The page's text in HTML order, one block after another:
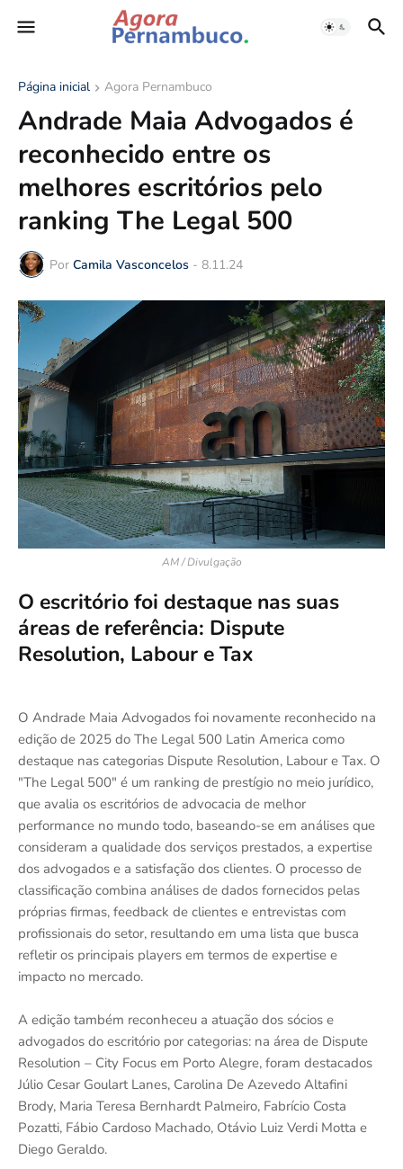
Página inicial Agora Pernambuco
Andrade Maia Advogados é
reconhecido entre os
melhores escritórios pelo
ranking The Legal 500
Por Camila Vasconcelos - 8.11.24
AM / Divulgação
O escritório foi destaque nas suas
áreas de referência: Dispute
Resolution, Labour e Tax
O Andrade Maia Advogados foi novamente reconhecido na
edição de 2025 do The Legal 500 Latin America como
destaque nas categorias Dispute Resolution, Labour e Tax. O
"The Legal 500" é um ranking de prestígio no meio jurídico,
que avalia os escritórios de advocacia de melhor
performance no mundo todo, baseando-se em análises que
consideram a qualidade dos serviços prestados, a expertise
dos advogados e a satisfação dos clientes. O processo de
classificação combina análises de dados fornecidos pelas
próprias firmas, feedback de clientes e entrevistas com
profissionais do setor, resultando em uma lista que busca
refletir os principais players em termos de expertise e
impacto no mercado.
A edição também reconheceu a atuação dos sócios e
advogados do escritório por categorias: na área de Dispute
Resolution – City Focus em Porto Alegre, foram destacados
Júlio Cesar Goulart Lanes, Carolina De Azevedo Altafini
Brody, Maria Teresa Bernhardt Palmeiro, Fabrício Costa
Pozatti, Fábio Cardoso Machado, Otávio Luiz Verdi Motta e
Diego Geraldo.